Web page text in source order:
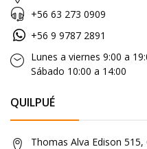
+56 63 273 0909
+56 9 9787 2891
Lunes a viernes 9:00 a
Sábado 10:00 a 14:00
QUILPUÉ
Thomas Alva Edison